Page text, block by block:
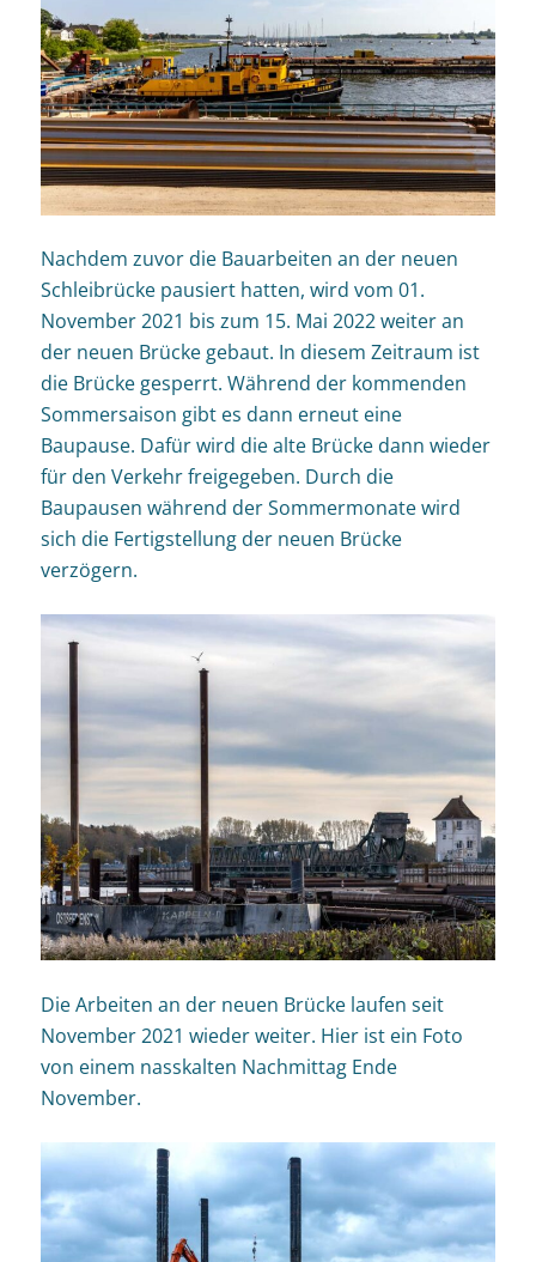
Nachdem zuvor die Bauarbeiten an der neuen
Schleibrücke pausiert hatten, wird vom 01.
November 2021 bis zum 15. Mai 2022 weiter an
der neuen Brücke gebaut. In diesem Zeitraum ist
die Brücke gesperrt. Während der kommenden
Sommersaison gibt es dann erneut eine
Baupause. Dafür wird die alte Brücke dann wieder
für den Verkehr freigegeben. Durch die
Baupausen während der Sommermonate wird
sich die Fertigstellung der neuen Brücke
verzögern.
Die Arbeiten an der neuen Brücke laufen seit
November 2021 wieder weiter. Hier ist ein Foto
von einem nasskalten Nachmittag Ende
November.